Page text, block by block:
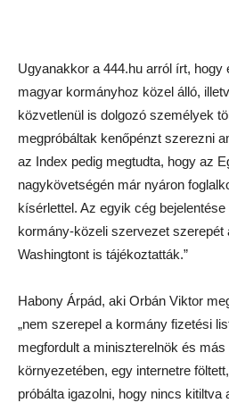
Ugyanakkor a 444.hu arról írt, hogy
magyar kormányhoz közel álló,
közvetlenül is dolgozó személyek
megpróbáltak kenőpénzt szerezni
az Index pedig megtudta, hogy az
nagykövetségén már nyáron
kísérlettel. Az egyik cég
kormány-közeli szervezet szerepét
Washingtont is tájékoztatták.”
Habony Árpád, aki Orbán Viktor
„nem szerepel a kormány fizetési
megfordult a miniszterelnök és
környezetében, egy internetre
próbálta igazolni, hogy nincs kitiltva